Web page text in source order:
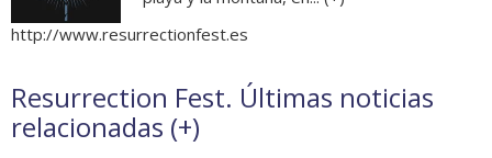
http://www.resurrectionfest.es
Resurrection Fest. Últimas noticias
relacionadas (+)